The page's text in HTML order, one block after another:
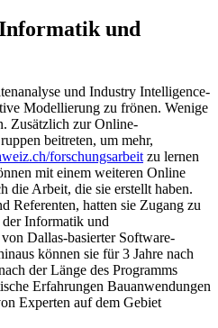
und
und Industry Intelligence-
Modellierung zu frönen. Wenige
Zusätzlich zur Online-
beitreten, um mehr,
forschungsarbeit zu lernen
mit einem weiteren Online
die Arbeit, die sie erstellt haben.
Referenten, hatten sie Zugang zu
Informatik und
Dallas-basierter Software-
können sie für 3 Jahre nach
der Länge des Programms
Erfahrungen Bauanwendungen
Experten auf dem Gebiet